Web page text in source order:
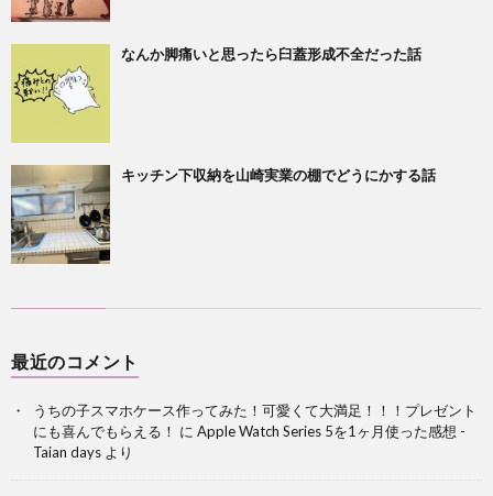
なんか脚痛いと思ったら臼蓋形成不全だった話
キッチン下収納を山崎実業の棚でどうにかする話
最近のコメント
うちの子スマホケース作ってみた！可愛くて大満足！！！プレゼント
にも喜んでもらえる！ に Apple Watch Series 5を1ヶ月使った感想 -
Taian days より